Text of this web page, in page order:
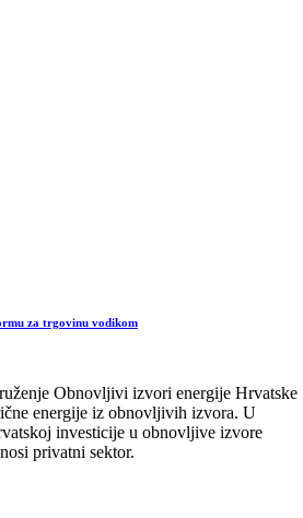
za trgovinu vodikom
Obnovljivi izvori energije Hrvatske
energije iz obnovljivih izvora. U
investicije u obnovljive izvore
privatni sektor.